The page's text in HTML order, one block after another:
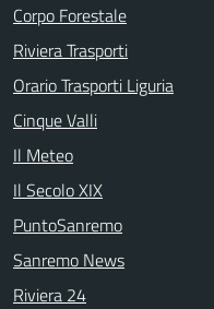
Corpo Forestale
Riviera Trasporti
Orario Trasporti Liguria
Cinque Valli
Il Meteo
Il Secolo XIX
PuntoSanremo
Sanremo News
Riviera 24